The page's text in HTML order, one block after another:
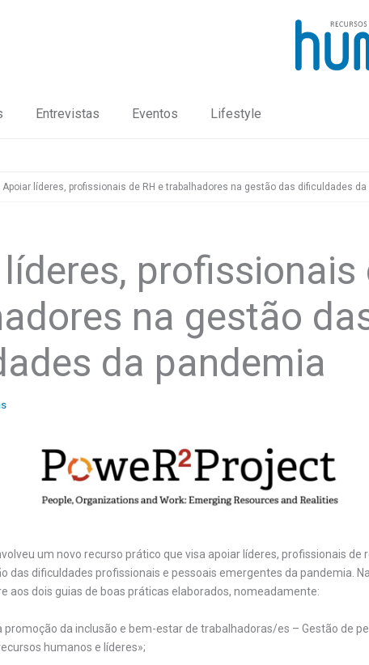
Entrevistas Eventos Lifestyle
Apoiar líderes, profissionais de RH e trabalhadores na gestão das dificuldades da
profissionais
na gestão
da pandemia
um novo recurso prático que visa apoiar líderes, profissionais de
das dificuldades profissionais e pessoais emergentes da pandemia.
aos dois guias de boas práticas elaborados, nomeadamente:
promoção da inclusão e bem-estar de trabalhadoras/es – Gestão de
humanos e líderes»;